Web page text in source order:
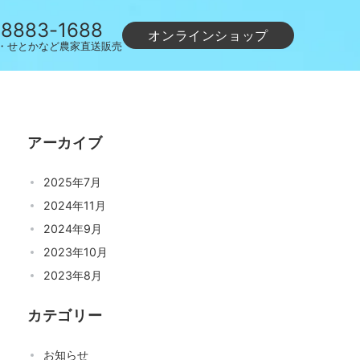
1688
せとかなど農家直送販売
オンラインショップ
アーカイブ
2025年7月
2024年11月
2024年9月
2023年10月
2023年8月
カテゴリー
お知らせ